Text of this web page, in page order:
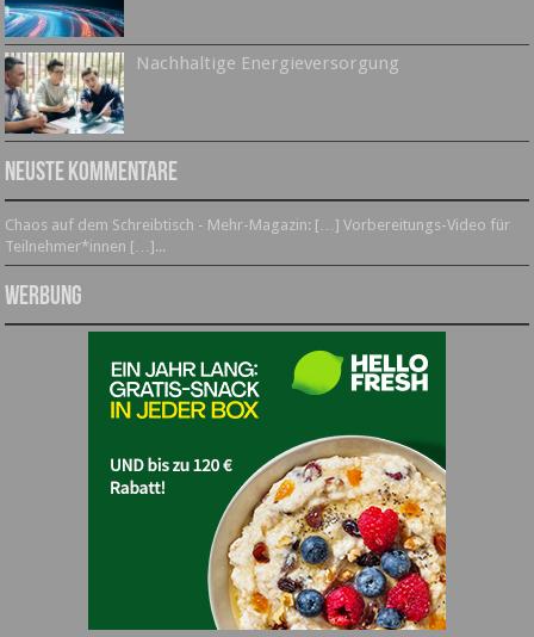
Nachhaltige Energieversorgung
Neuste Kommentare
Chaos auf dem Schreibtisch - Mehr-Magazin: […] Vorbereitungs-Video für
Teilnehmer*innen […]...
Werbung